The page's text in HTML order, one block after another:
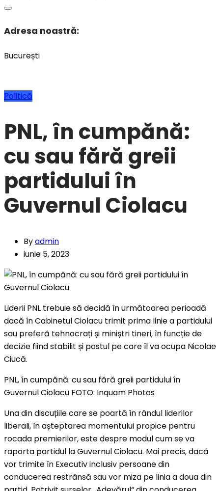
Adresa noastră:
București
Politică
PNL, în cumpănă:
cu sau fără greii
partidului în
Guvernul Ciolacu
Byadmin
iunie 5, 2023
Liderii PNL trebuie să decidă în următoarea perioadă
dacă în Cabinetul Ciolacu trimit prima linie a partidului
sau preferă tehnocrați și miniștri tineri, în funcție de
decizie fiind stabilit și postul pe care îl va ocupa Nicolae
Ciucă.
PNL, în cumpănă: cu sau fără greii partidului în
Guvernul Ciolacu FOTO: Inquam Photos
Una din discuțiile care se poartă în rândul liderilor
liberali, în așteptarea momentului propice pentru
rocada premierilor, este despre modul cum se va
raporta partidul la Guvernul Ciolacu. Mai precis, dacă
vor trimite în Executiv inclusiv persoane din
conducerea restrânsă sau vor miza pe linia a doua din